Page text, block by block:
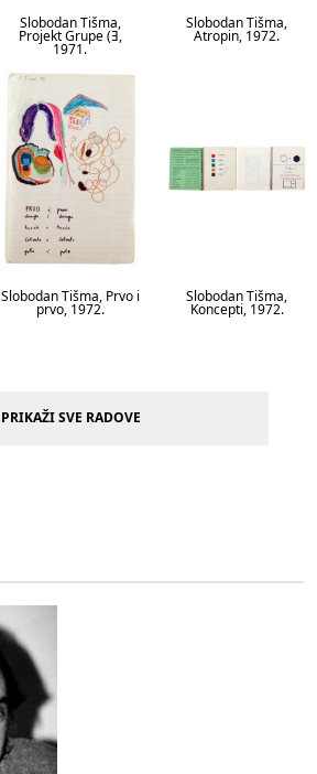
Slobodan Tišma,
Projekt Grupe (Ǝ,
1971.
Slobodan Tišma,
Atropin, 1972.
Slobodan Tišma, Prvo i
prvo, 1972.
Slobodan Tišma,
Koncepti, 1972.
naziva, 1978.
PRIKAŽI SVE RADOVE